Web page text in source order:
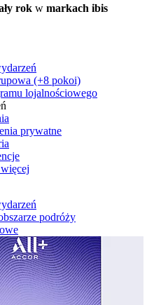
rok w markach ibis
(+8 pokoi)
lojalnościowego
prywatne
podróży